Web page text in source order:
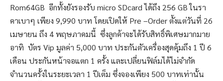
Rom64GB อีกทั้งยังรองรับ micro SDcard ได้ถึง 256 GB ในรา
คาเบาๆ เพียง 9,990 บาท โดยเปิดให้ Pre –Order ตั้งแต่วันที่ 26
เมษายน ถึง 4 พฤษภาคมนี้ ซึ่งลูกค้าจะได้รับสิทธิ์พิเศษมากมาย
อาทิ บัตร Vip มูลค่า 5,000 บาท ประกันตัวเครื่องสุดคุ้มถึง 1 ปี 6
เดือน ประกันหน้าจอแตก 1 ครั้ง และเปลี่ยนฟิล์มได้ไม่จำกัด
จำนวนครั้งในระยะเวลา 1 ปีเต็ม ซึ่งจองเพียง 500 บาทเท่านั้น